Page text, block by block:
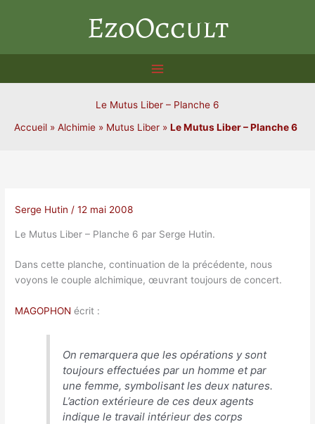
EzoOccult
Le Mutus Liber – Planche 6
Accueil » Alchimie » Mutus Liber » Le Mutus Liber – Planche 6
Serge Hutin /12 mai 2008
Le Mutus Liber – Planche 6 par Serge Hutin.
Dans cette planche, continuation de la précédente, nous
voyons le couple alchimique, œuvrant toujours de concert.
MAGOPHON écrit :
On remarquera que les opérations y sont
toujours effectuées par un homme et par
une femme, symbolisant les deux natures.
L’action extérieure de ces deux agents
indique le travail intérieur des corps